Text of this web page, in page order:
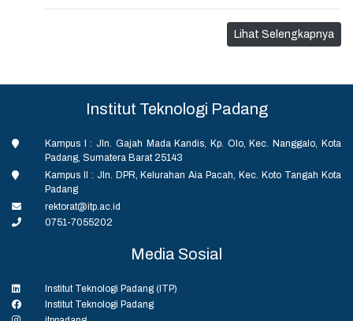
Lihat Selengkapnya
Institut Teknologi Padang
Kampus I : Jln. Gajah Mada Kandis, Kp. Olo, Kec. Nanggalo, Kota
Padang, Sumatera Barat 25143
Kampus II : Jln. DPR, Kelurahan Aia Pacah, Kec. Koto Tangah Kota
Padang
rektorat@itp.ac.id
0751-7055202
Media Sosial
Institut Teknologi Padang (ITP)
Institut Teknologi Padang